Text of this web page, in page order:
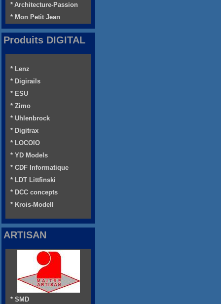
* Architecture-Passion
* Mon Petit Jean
Produits DIGITAL
* Lenz
* Digirails
* ESU
* Zimo
* Uhlenbrock
* Digitrax
* LOCOIO
* YD Models
* CDF Informatique
* LDT Littfinski
* DCC concepts
* Krois-Modell
ARTISAN
* SMD